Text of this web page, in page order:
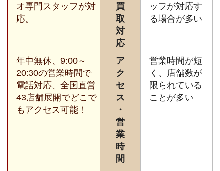
オ専門スタッフが対
応。
買
取
対
応
ッフが対応す
る場合が多い
年中無休、9:00～
20:30の営業時間で
電話対応、全国直営
43店舗展開でどこで
もアクセス可能！
ア
ク
セ
ス
・
営
業
時
間
営業時間が短
く、店舗数が
限られている
ことが多い